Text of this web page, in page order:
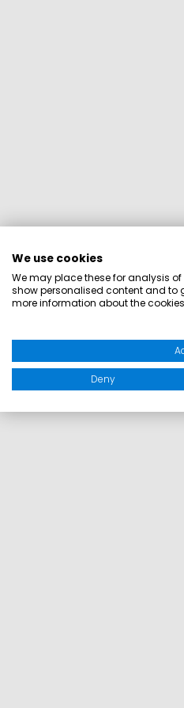
We use cookies
We may place these for analysis
show personalised content and to
more information about the
Deny